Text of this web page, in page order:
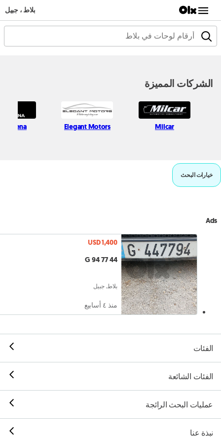
بلاط ، جبيل
الشركات المميزة
Milcar
Elegant Motors
Mena
خيارات البحث
Ads
USD 1,400
44 77 94 G
بلاط, جبيل
منذ ٤ أسابيع
الفئات
الفئات الشائعة
عمليات البحث الرائجة
نبذة عنا